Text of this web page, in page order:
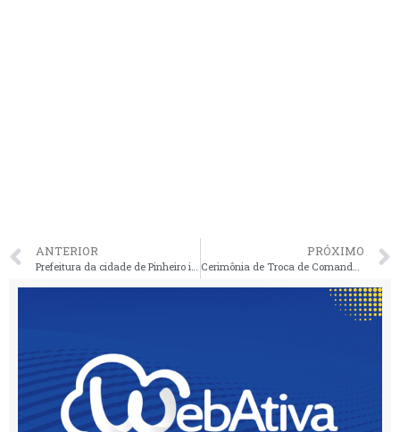
ANTERIOR
Prefeitura da cidade de Pinheiro inicia apreensões de animais em situação de rua
PRÓXIMO
Cerimônia de Troca de Comando no Policiamento do Interior do Maranhão